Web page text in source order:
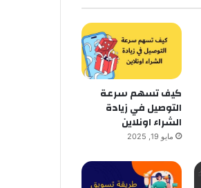
كيف تسهم سرعة
التوصيل في زيادة
الشراء اونلاين
مايو 19, 2025